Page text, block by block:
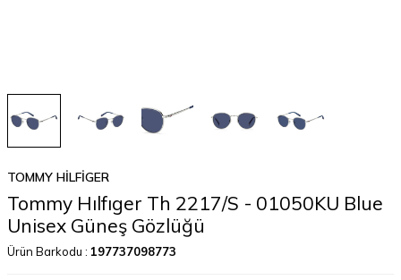
TOMMY HILFIGER
Tommy Hılfıger Th 2217/S - 01050KU Blue
Unisex Güneş Gözlüğü
Ürün Barkodu : 197737098773